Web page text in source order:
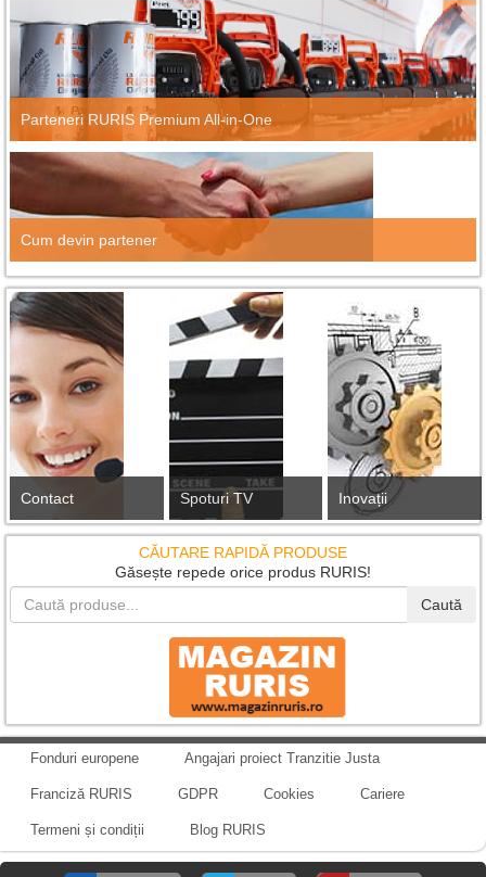
Parteneri RURIS Premium All-in-One
Cum devin partener
Contact Spoturi TV Inovații
CĂUTARE RAPIDĂ PRODUSE
Găsește repede orice produs RURIS!
Caută
Fonduri europene Angajari proiect Tranzitie Justa
Franciză RURIS GDPR Cookies Cariere
Termeni și condiții Blog RURIS